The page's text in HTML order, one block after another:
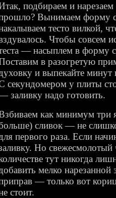
подбираем и
Вынимаем форму
тесто вилкой,
Чтобы совсем
— насыплем в форму
в разогретую
и выпекайте минут
секундомером у плиты
заливку надо готовить.
как минимум три
сливок — не
первого раза. Если
Но
тут никогда
мелко
— только вот
стоит.